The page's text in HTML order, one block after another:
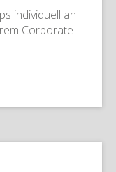
individuell an
Corporate